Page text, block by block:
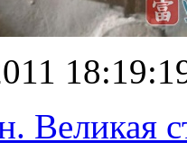
Великая